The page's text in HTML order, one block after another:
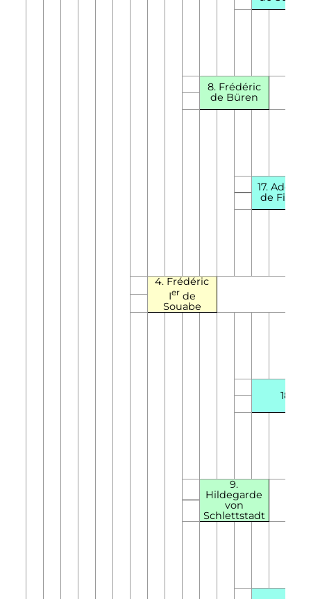
8. Frédéric
de Büren
17.
de
4. Frédéric
Ierde
Souabe
18.
9.
Hildegarde
von
Schlettstadt